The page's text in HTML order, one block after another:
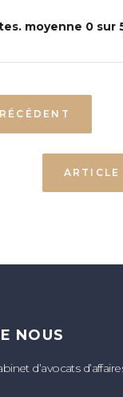
. moyenne 0sur
NOUS
d’avocats